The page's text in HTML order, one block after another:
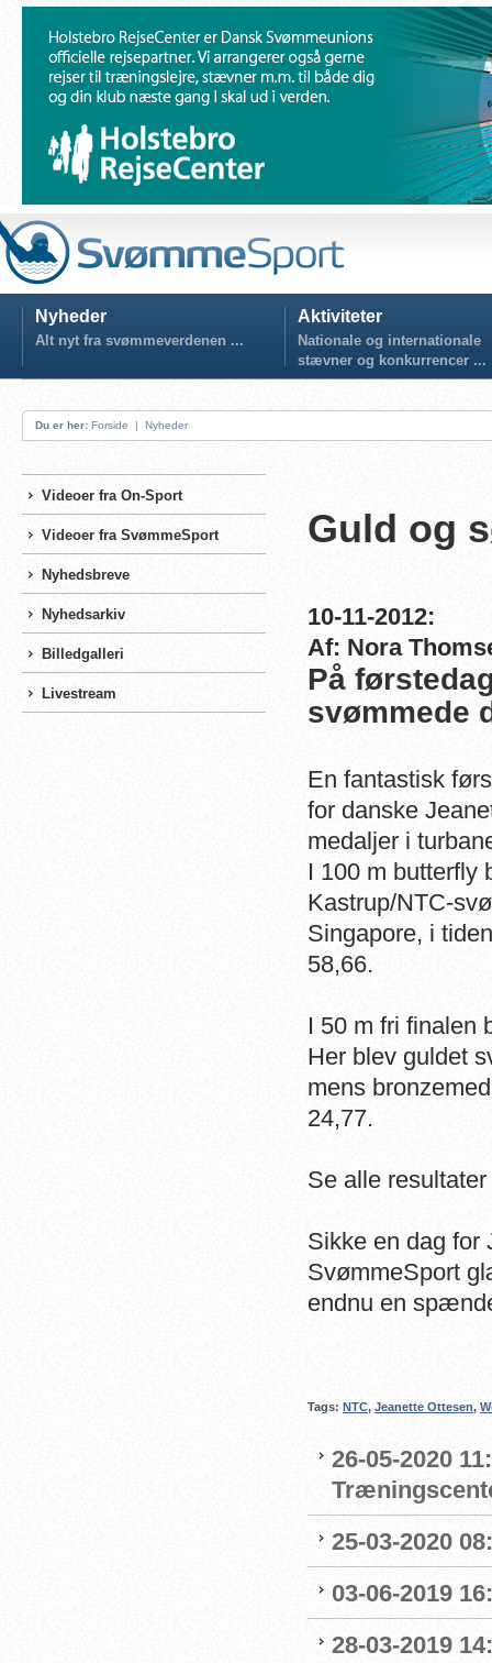
Nyheder
Alt nyt fra svømmeverdenen ...
Aktiviteter
Nationale og internationale
stævner og konkurrencer ...
Du er her: Forside | Nyheder
Videoer fra On-Sport
Videoer fra SvømmeSport
Nyhedsbreve
Nyhedsarkiv
Billedgalleri
Livestream
Guld og
10-11-2012:
Af: Nora
På
svømmede
En fantastisk
for danske
medaljer i
I 100 m butterfly
Kastrup/NTC-
Singapore, i
58,66.
I 50 m fri finalen
Her blev guldet
mens
24,77.
Se alle
Sikke en dag for
SvømmeSport
endnu en
Tags: NTC, Jeanette Ottesen,
26-05-2020
25-03-2020
03-06-2019
28-03-2019